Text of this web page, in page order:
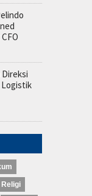
Direksi
Logistik
Religi